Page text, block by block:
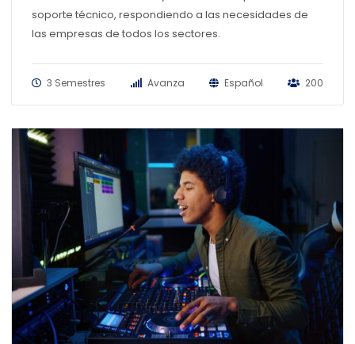
soporte técnico, respondiendo a las necesidades de
las empresas de todos los sectores.
3 Semestres Avanza Español 200